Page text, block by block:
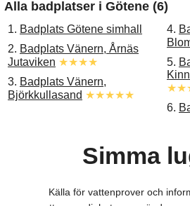
Alla badplatser i Götene (6)
1. Badplats Götene simhall
2. Badplats Vänern, Årnäs
Jutaviken ★★★★
3. Badplats Vänern,
Björkkullasand ★★★★★
4.
5.
6.
Simma
Källa för vattenprover och